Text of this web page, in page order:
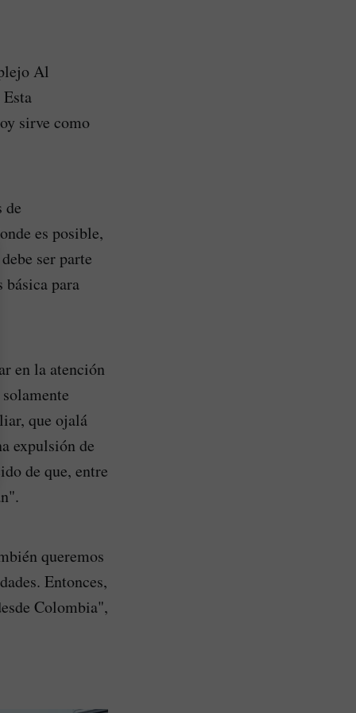
Al
sirve como
de
es posible,
ser parte
básica para
en la atención
que ojalá
expulsión de
de que, entre
queremos
Entonces,
Colombia",